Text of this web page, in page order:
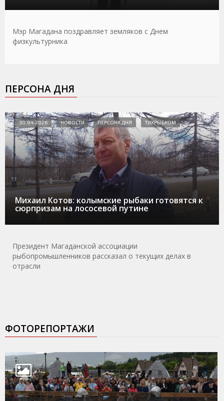
Мэр Магадана поздравляет земляков с Днем
физкультурника
ПЕРСОНА ДНЯ
Михаил Котов: колымские рыбаки готовятся к
сюрпризам на лососевой путине
30.04.2026 НОВОСТИ ПЕРСОНА ДНЯ ТИХРЫБКОМ
Президент Магаданской ассоциации
рыбопромышленников рассказал о текущих делах в
отрасли
ФОТОРЕПОРТАЖИ